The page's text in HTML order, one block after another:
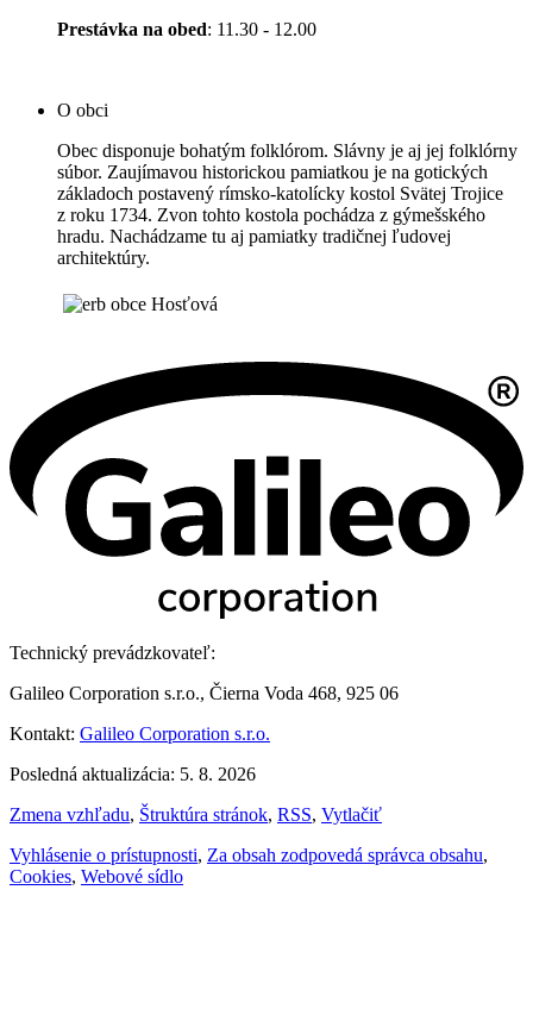
Prestávka na obed: 11.30 - 12.00
O obci
Obec disponuje bohatým folklórom. Slávny je aj jej folklórny
súbor. Zaujímavou historickou pamiatkou je na gotických
základoch postavený rímsko-katolícky kostol Svätej Trojice
z roku 1734. Zvon tohto kostola pochádza z gýmešského
hradu. Nachádzame tu aj pamiatky tradičnej ľudovej
architektúry.
Technický prevádzkovateľ:
Galileo Corporation s.r.o., Čierna Voda 468, 925 06
Kontakt: Galileo Corporation s.r.o.
Posledná aktualizácia: 5. 8. 2026
Zmena vzhľadu, Štruktúra stránok, RSS, Vytlačiť
Vyhlásenie o prístupnosti, Za obsah zodpovedá správca obsahu,
Cookies, Webové sídlo